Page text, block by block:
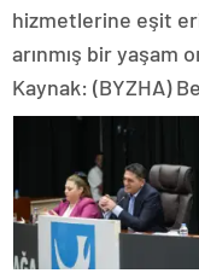
hizmetlerine eşit
arınmış bir yaşam
Kaynak: (BYZHA)